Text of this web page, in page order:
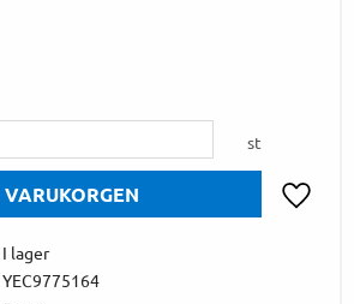
st
I lager
YEC9775164